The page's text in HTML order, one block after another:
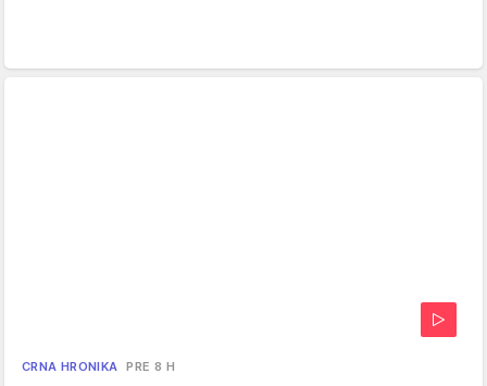
CRNA HRONIKA PRE 8 H